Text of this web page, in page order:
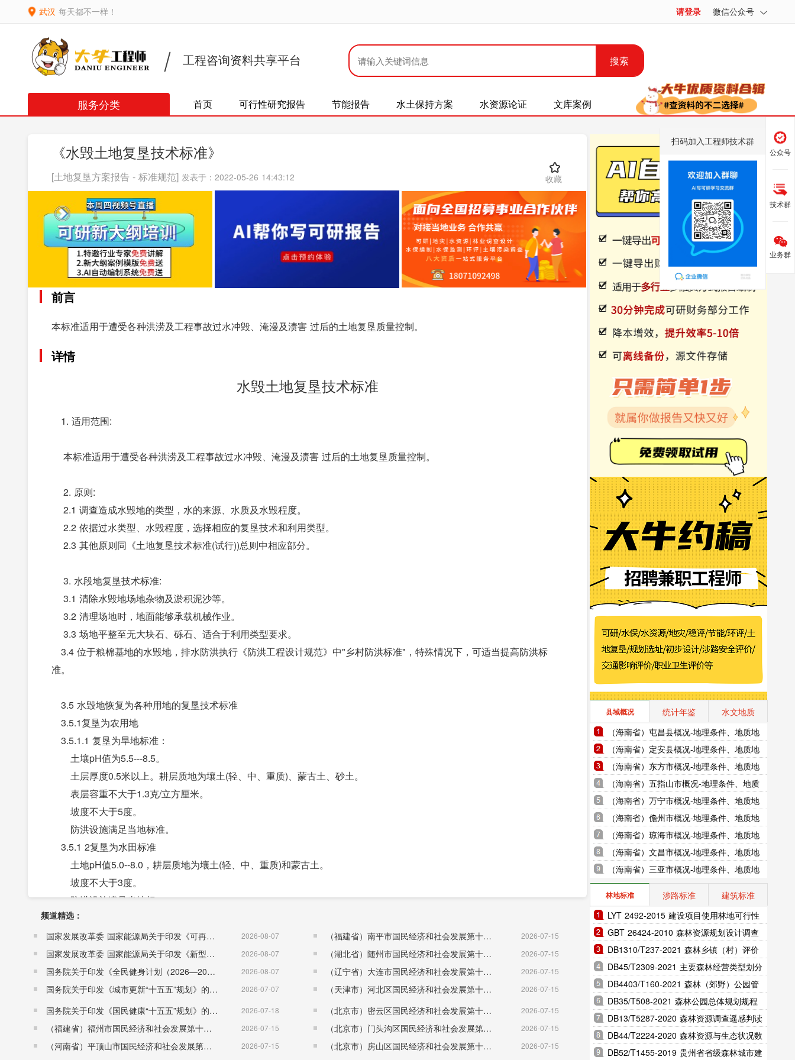
武汉 每天都不一样！ 请登录 微信公众号
工程咨询资料共享平台 搜索
服务分类 首页 可行性研究报告 节能报告 水土保持方案 水资源论证 文库案例
《水毁土地复垦技术标准》
[土地复垦方案报告 - 标准规范] 发表于：2022-05-26 14:43:12 收藏
前言
本标准适用于遭受各种洪涝及工程事故过水冲毁、淹漫及渍害 过后的土地复垦质量控制。
详情
水毁土地复垦技术标准
1. 适用范围:
本标准适用于遭受各种洪涝及工程事故过水冲毁、淹漫及渍害 过后的土地复垦质量控制。
2. 原则:
2.1 调查造成水毁地的类型，水的来源、水质及水毁程度。
2.2 依据过水类型、水毁程度，选择相应的复垦技术和利用类型。
2.3 其他原则同《土地复垦技术标准(试行))总则中相应部分。
3. 水段地复垦技术标准:
3.1 清除水毁地场地杂物及淤积泥沙等。
3.2 清理场地时，地面能够承载机械作业。
3.3 场地平整至无大块石、砾石、适合于利用类型要求。
3.4 位于粮棉基地的水毁地，排水防洪执行《防洪工程设计规范》中"乡村防洪标准"，特殊情况下，可适当提高防洪标
准。
3.5 水毁地恢复为各种用地的复垦技术标准
3.5.1复垦为农用地
3.5.1.1 复垦为旱地标准：
土壤pH值为5.5---8.5。
土层厚度0.5米以上。耕层质地为壤土(轻、中、重质)、蒙古土、砂土。
表层容重不大于1.3克/立方厘米。
坡度不大于5度。
防洪设施满足当地标准。
3.5.1 2复垦为水田标准
土地pH值5.0--8.0，耕层质地为壤土(轻、中、重质)和蒙古土。
坡度不大于3度。
防洪设施满足当地标。
3.5.1.3 复垦为菜地标准:
土壤pH值为6.0---8.5，耕层质地为壤土(轻、中、重质)和蒙古土。
坡度不大于3度。
土壤容重不大1.3克/立方厘米。有排灌设施，防洪设施满足当地标准。
灌溉水质满足《农田灌溉水质标准》
代换量为10毫克当量/100克。
3.5.1.4复垦为林地标准：
土壤pH值5.5---8.5。
频道精选：
国家发展改革委 国家能源局关于印发《可再生能源发展“十五五”规划》的通知 （发改能源〔2026〕1067号）
2026-08-07
国家发展改革委 国家能源局关于印发《新型电力系统建设“十五五”规划》的通知​ （发改能源〔2026〕942号） 2026-08-07
国务院关于印发《全民健身计划（2026—2030年）》的通知 （国发〔2026〕26号） 2026-08-07
国务院关于印发《城市更新“十五五”规划》的通知（国发〔2026〕12号） 2026-07-07
国务院关于印发《国民健康“十五五”规划》的通知 （国发〔2026〕23号） 2026-07-18
（福建省）福州市国民经济和社会发展第十五个五年规划纲要 2026-07-15
（河南省）平顶山市国民经济和社会发展第十五个五年规划纲要 2026-07-15
（福建省）南平市国民经济和社会发展第十五个五年规划纲要 2026-07-15
（湖北省）随州市国民经济和社会发展第十五个五年规划纲要 2026-07-15
（辽宁省）大连市国民经济和社会发展第十五个五年规划纲要 2026-07-15
（天津市）河北区国民经济和社会发展第十五个五年规划纲要 2026-07-15
（北京市）密云区国民经济和社会发展第十五个五年规划纲要 2026-07-15
（北京市）门头沟区国民经济和社会发展第十五个五年规划纲要 2026-07-15
（北京市）房山区国民经济和社会发展第十五个五年规划纲要 2026-07-15
县域概况 统计年鉴
水文地质
（海南省）屯昌县概况-地理条件、地质地
貌、气象水文、地形图水系图
（海南省）定安县概况-地理条件、地质地
貌、气象水文、地形图水系图
（海南省）东方市概况-地理条件、地质地
貌、气象水文、地形图水系图
（海南省）五指山市概况-地理条件、地质
地貌、气象水文、地形图水系图
（海南省）万宁市概况-地理条件、地质地
貌、气象水文、地形图水系图
（海南省）儋州市概况-地理条件、地质地
貌、气象水文、地形图水系图
（海南省）琼海市概况-地理条件、地质地
貌、气象水文、地形图水系图
（海南省）文昌市概况-地理条件、地质地
貌、气象水文、地形图水系图
（海南省）三亚市概况-地理条件、地质地
貌、气象水文、地形图水系图
林地标准 涉路标准
建筑标准
LYT 2492-2015 建设项目使用林地可行性
报告编制规范（完整版）
GBT 26424-2010 森林资源规划设计调查
技术规程（完整版）
DB1310/T237-2021 森林乡镇（村）评价
指标（完整版）
DB45/T2309-2021 主要森林经营类型划分
规范（完整版）
DB4403/T160-2021 森林（郊野）公园管
理维护技术规范（完整版）
DB35/T508-2021 森林公园总体规划规程
（完整版）
DB13/T5287-2020 森林资源调查遥感判读
区划技术规程（完整版）
DB44/T2224-2020 森林资源与生态状况数
据标准（完整版）
DB52/T1455-2019 贵州省省级森林城市建
公众号
技术群
扫码加入工程师技术群
业务群